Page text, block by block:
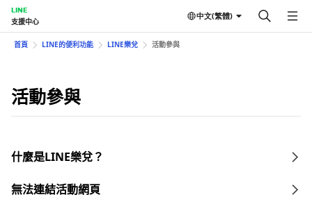
LINE
支援中心
中文(繁體)
首頁 LINE的便利功能 LINE樂兌 活動參與
活動參與
什麼是LINE樂兌？
無法連結活動網頁